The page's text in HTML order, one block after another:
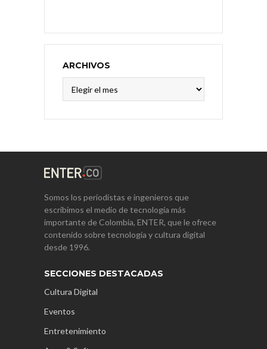
ARCHIVOS
Somos los periodistas e ingenieros que
escribimos el medio de tecnología más
importante de Colombia, ENTER, que le ofrece
contenido sobre tecnología y cultura digital
desde 1996.
SECCIONES DESTACADAS
Cultura Digital
Eventos
Entretenimiento